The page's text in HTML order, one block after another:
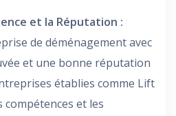
et la Réputation :
de déménagement avec
et une bonne réputation
établies comme Lift
et les